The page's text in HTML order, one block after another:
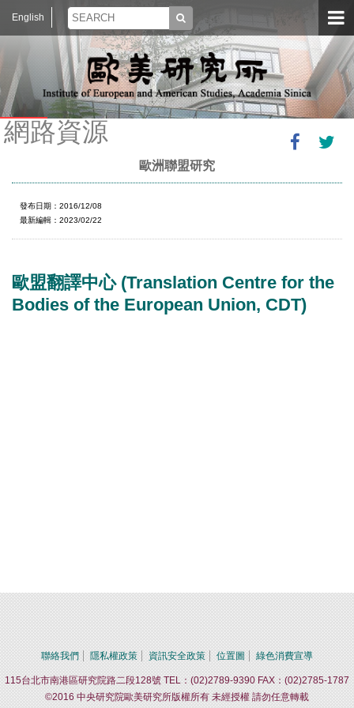
English
網路資源
歐洲聯盟研究
發布日期：2016/12/08
最新編輯：2023/02/22
歐盟翻譯中心 (Translation Centre for the
Bodies of the European Union, CDT)
聯絡我們 隱私權政策 資訊安全政策 位置圖 綠色消費宣導
115台北市南港區研究院路二段128號 TEL：(02)2789-9390 FAX：(02)2785-1787
©2016 中央研究院歐美研究所版權所有 未經授權 請勿任意轉載